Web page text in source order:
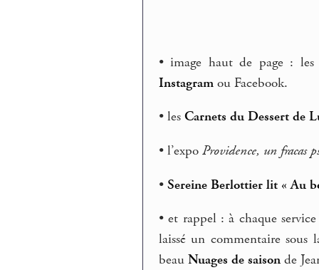
• image haut de page :
Instagram ou Facebook.
• lesCarnets du Dessert de
• l’expoProvidence, un fracas
•Sereine Berlottier lit « Au
• et rappel : à chaque
laissé un commentaire sous
beauNuages de saison de